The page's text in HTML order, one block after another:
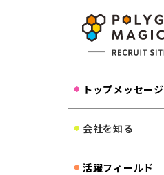
トップメッセージ
会社を知る
活躍フィールド